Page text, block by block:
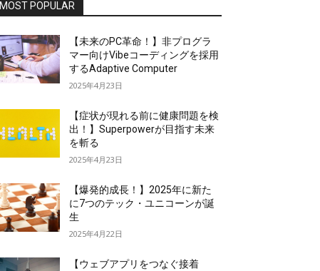
MOST POPULAR
【未来のPC革命！】非プログラ
マー向けVibeコーディングを採用
するAdaptive Computer
2025年4月23日
【症状が現れる前に健康問題を検
出！】Superpowerが目指す未来
を斬る
2025年4月23日
【爆発的成長！】2025年に新た
に7つのテック・ユニコーンが誕
生
2025年4月22日
【ウェブアプリをつなぐ接着